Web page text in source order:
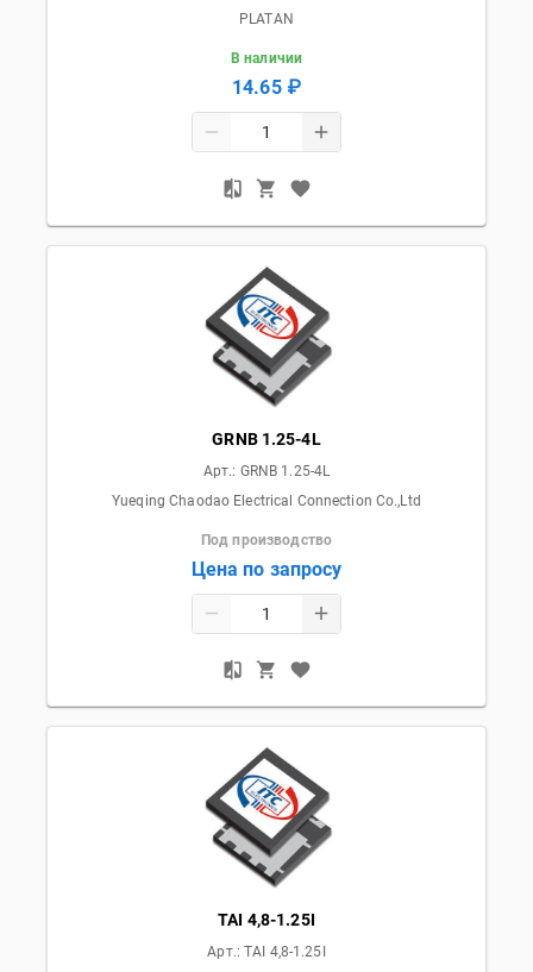
PLATAN
В наличии
14.65 ₽
GRNB 1.25-4L
Арт.: GRNB 1.25-4L
Yueqing Chaodao Electrical Connection Co.,Ltd
Под производство
Цена по запросу
TAI 4,8-1.25I
Арт.:TAI 4,8-1.25I